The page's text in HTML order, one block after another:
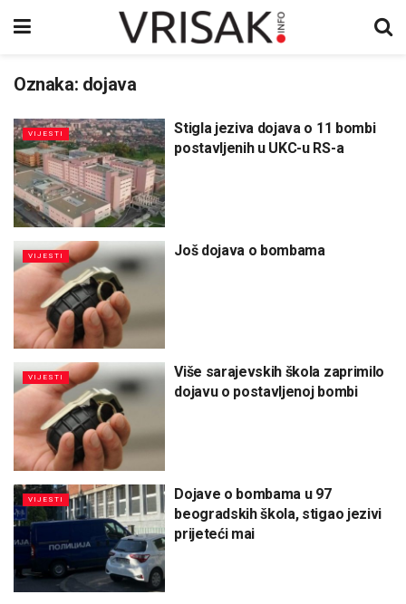
Oznaka: dojava
VIJESTI
Stigla jeziva dojava o 11 bombi
postavljenih u UKC-u RS-a
VIJESTI Još dojava o bombama
VIJESTI
Više sarajevskih škola zaprimilo
dojavu o postavljenoj bombi
VIJESTI
Dojave o bombama u 97
beogradskih škola, stigao jezivi
prijeteći mai